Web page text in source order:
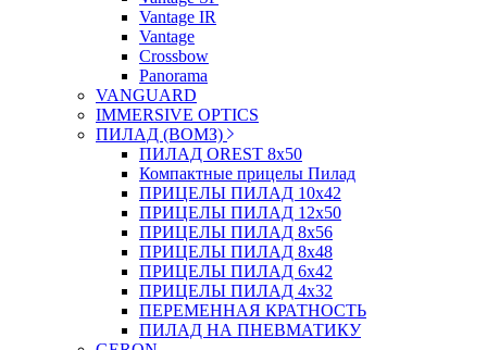
Vantage IR
Vantage
Crossbow
Panorama
VANGUARD
IMMERSIVE OPTICS
ПИЛАД (ВОМЗ)
ПИЛАД OREST 8х50
Компактные прицелы Пилад
ПРИЦЕЛЫ ПИЛАД 10х42
ПРИЦЕЛЫ ПИЛАД 12х50
ПРИЦЕЛЫ ПИЛАД 8х56
ПРИЦЕЛЫ ПИЛАД 8х48
ПРИЦЕЛЫ ПИЛАД 6х42
ПРИЦЕЛЫ ПИЛАД 4х32
ПЕРЕМЕННАЯ КРАТНОСТЬ
ПИЛАД НА ПНЕВМАТИКУ